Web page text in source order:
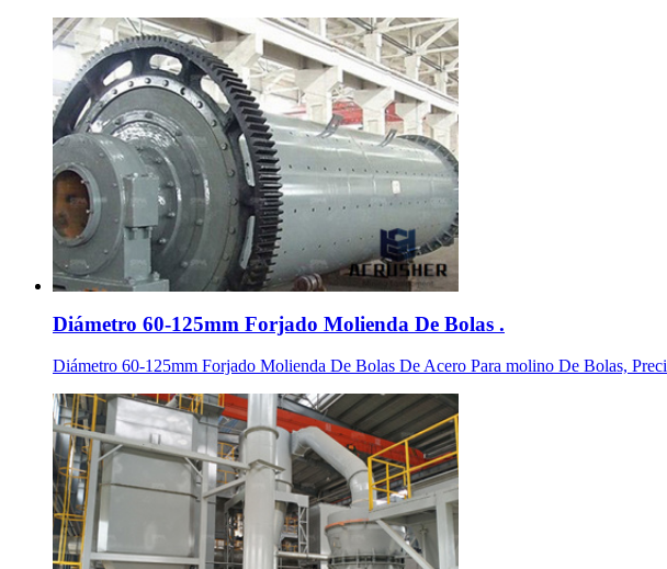
Diámetro 60-125mm Forjado Molienda De Bolas .
Diámetro 60-125mm Forjado Molienda De Bolas De Acero Para molino De Bolas,